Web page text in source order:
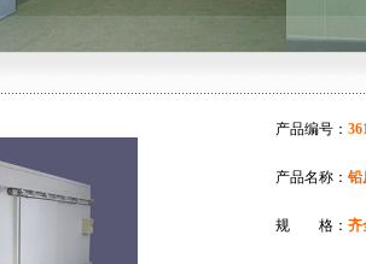
产品编号：
产品名称： 铅
规 格：齐